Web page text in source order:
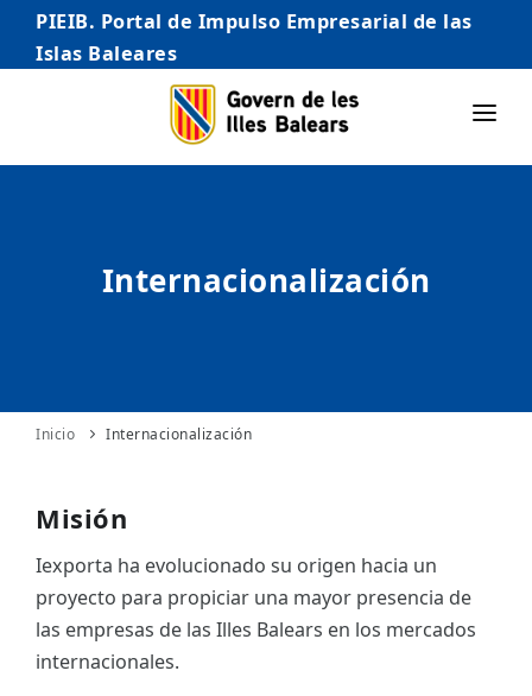
PIEIB. Portal de Impulso Empresarial de las
Islas Baleares
INICIO
AUTÓNOMO/AUTÓNOMA
INTERNACIONALIZACIÓN
ES
CAT
Internacionalización
Inicio Internacionalización
Misión
Iexporta ha evolucionado su origen hacia un
proyecto para propiciar una mayor presencia de
las empresas de las Illes Balears en los mercados
internacionales.